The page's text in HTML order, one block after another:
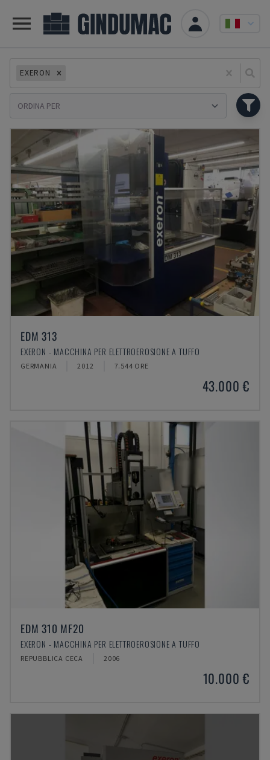
EXERON
EDM 313
EXERON - MACCHINA PER ELETTROEROSIONE A TUFFO
GERMANIA 2012 7.544 ORE
43.000 €
EDM 310 MF20
EXERON - MACCHINA PER ELETTROEROSIONE A TUFFO
REPUBBLICA CECA 2006
10.000 €